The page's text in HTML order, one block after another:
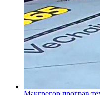
Макгрегор програв